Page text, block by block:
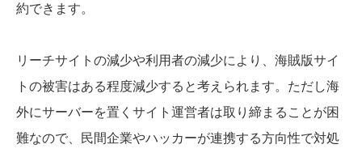
約できます。
リーチサイトの減少や利用者の減少により、海賊版サイ
トの被害はある程度減少すると考えられます。ただし海
外にサーバーを置くサイト運営者は取り締まることが困
難なので、民間企業やハッカーが連携する方向性で対処